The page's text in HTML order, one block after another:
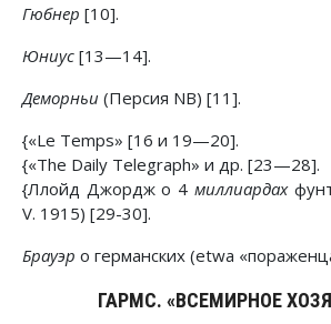
Гюбнер [10].
Юниус [13—14].
Деморньи (Персия NB) [11].
{«Le Temps» [16 и 19—20].
{«The Daily Telegraph» и др. [23—28].
{Ллойд Джордж о 4 миллиардах
V. 1915) [29-30].
Брауэр о германских (etwa
ГАРМС. «ВСЕМИРНОЕ